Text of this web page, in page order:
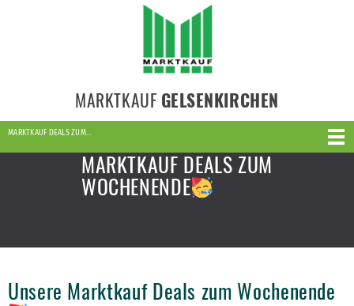
MARKTKAUF GELSENKIRCHEN
MARKTKAUF DEALS ZUM…
MARKTKAUF DEALS ZUM
WOCHENENDE
Unsere Marktkauf Deals zum Wochenende